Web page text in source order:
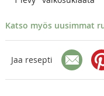
Katso myös uusimmat
Jaa resepti